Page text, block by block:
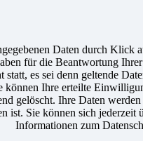
Daten durch Klick
für die Beantwortung
es sei denn geltende
können Ihre erteilte
gelöscht. Ihre Daten
ist. Sie können sich
Informationen zum